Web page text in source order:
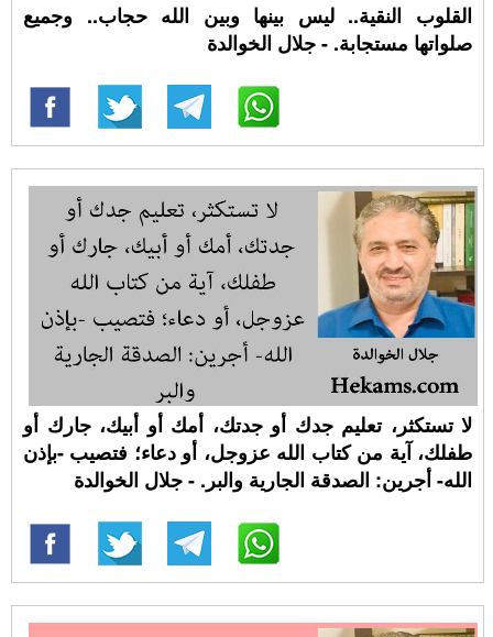
القلوب النقية.. ليس بينها وبين الله حجاب.. وجميع
صلواتها مستجابة. - جلال الخوالدة
لا تستكثر، تعليم جدك أو جدتك، أمك أو أبيك، جارك أو
طفلك، آية من كتاب الله عزوجل، أو دعاء؛ فتصيب -بإذن
الله- أجرين: الصدقة الجارية والبر. - جلال الخوالدة